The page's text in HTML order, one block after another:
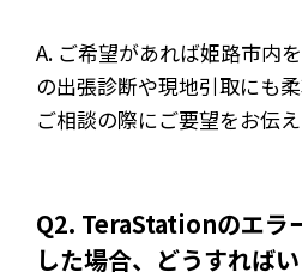
A. ご希望があれば姫路市内
の出張診断や現地引取にも柔
ご相談の際にご要望をお伝え
Q2. TeraStationのエラ
した場合、どうすれば